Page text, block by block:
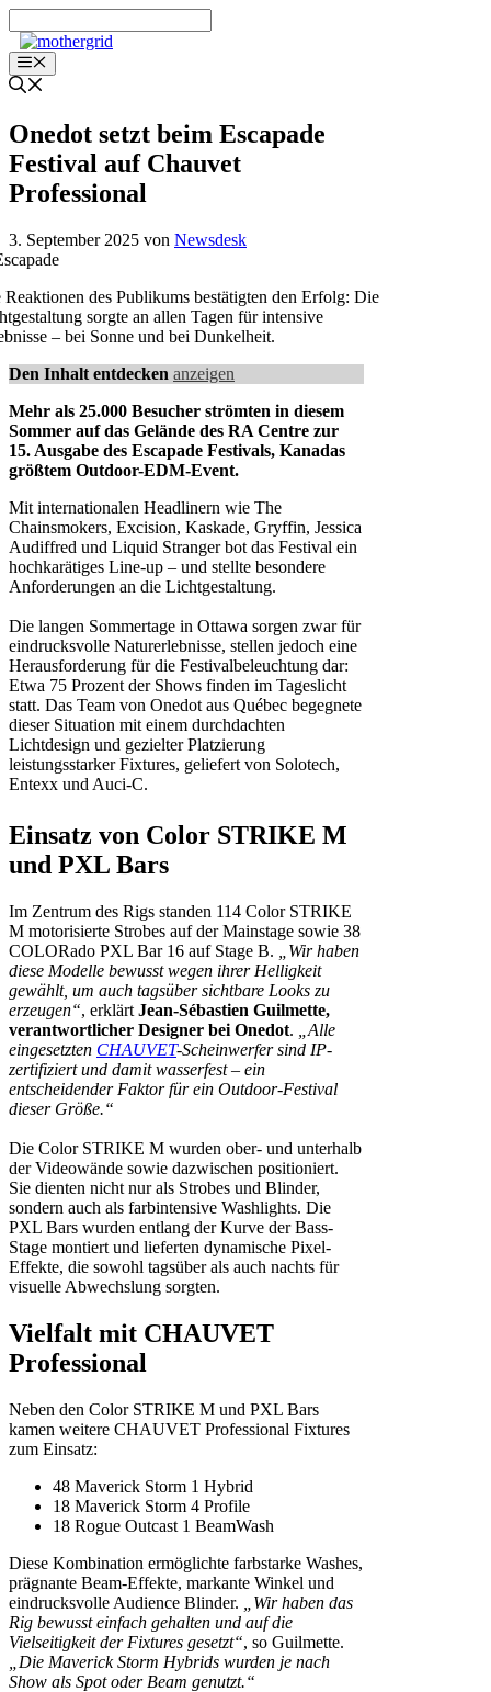
Inhalt
springenMenü
Onedot setzt beim Escapade
Festival auf Chauvet
Professional
3. September 2025 von Newsdesk
Reaktionen des Publikums bestätigten den Erfolg: Die
sorgte an allen Tagen für intensive
– bei Sonne und bei Dunkelheit.
Den Inhalt entdecken anzeigen
Mehr als 25.000 Besucher strömten in diesem
Sommer auf das Gelände des RA Centre zur
15. Ausgabe des Escapade Festivals, Kanadas
größtem Outdoor-EDM-Event.
Mit internationalen Headlinern wie The
Chainsmokers, Excision, Kaskade, Gryffin, Jessica
Audiffred und Liquid Stranger bot das Festival ein
hochkarätiges Line-up – und stellte besondere
Anforderungen an die Lichtgestaltung.
Die langen Sommertage in Ottawa sorgen zwar für
eindrucksvolle Naturerlebnisse, stellen jedoch eine
Herausforderung für die Festivalbeleuchtung dar:
Etwa 75 Prozent der Shows finden im Tageslicht
statt. Das Team von Onedot aus Québec begegnete
dieser Situation mit einem durchdachten
Lichtdesign und gezielter Platzierung
leistungsstarker Fixtures, geliefert von Solotech,
Entexx und Auci-C.
Einsatz von Color STRIKE M
und PXL Bars
Im Zentrum des Rigs standen 114 Color STRIKE
M motorisierte Strobes auf der Mainstage sowie 38
COLORado PXL Bar 16 auf Stage B.
„Wir haben
diese Modelle bewusst wegen ihrer Helligkeit
gewählt, um auch tagsüber sichtbare Looks zu
erzeugen“, erklärt Jean-Sébastien Guilmette,
verantwortlicher Designer bei Onedot.
„Alle
eingesetzten CHAUVET-Scheinwerfer sind IP-
zertifiziert und damit wasserfest – ein
entscheidender Faktor für ein Outdoor-Festival
dieser Größe.“
Die Color STRIKE M wurden ober- und unterhalb
der Videowände sowie dazwischen positioniert.
Sie dienten nicht nur als Strobes und Blinder,
sondern auch als farbintensive Washlights. Die
PXL Bars wurden entlang der Kurve der Bass-
Stage montiert und lieferten dynamische Pixel-
Effekte, die sowohl tagsüber als auch nachts für
visuelle Abwechslung sorgten.
Vielfalt mit CHAUVET
Professional
Neben den Color STRIKE M und PXL Bars
kamen weitere CHAUVET Professional Fixtures
zum Einsatz:
48 Maverick Storm 1 Hybrid
18 Maverick Storm 4 Profile
18 Rogue Outcast 1 BeamWash
Diese Kombination ermöglichte farbstarke Washes,
prägnante Beam-Effekte, markante Winkel und
eindrucksvolle Audience Blinder.
„Wir haben das
Rig bewusst einfach gehalten und auf die
Vielseitigkeit der Fixtures gesetzt“, so Guilmette.
„Die Maverick Storm Hybrids wurden je nach
Show als Spot oder Beam genutzt.“